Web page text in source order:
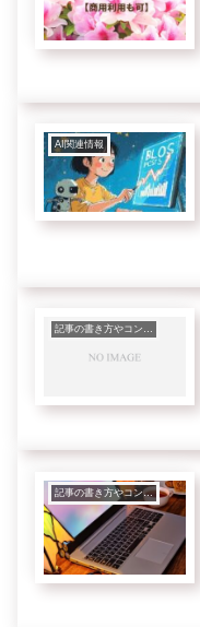
AI関連情報
記事の書き方やコンテンツのこと
記事の書き方やコンテンツのこと